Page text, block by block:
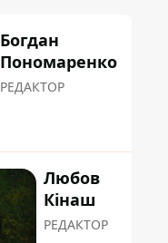
Богдан
Пономаренко
РЕДАКТОР
Любов
Кінаш
РЕДАКТОР